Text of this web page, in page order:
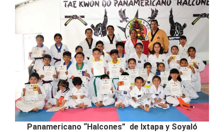
Panamericano “Halcones” de Ixtapa y Soyaló